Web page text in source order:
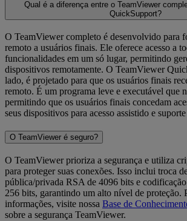
Qual é a diferença entre o TeamViewer
QuickSupport?
O TeamViewer completo é desenvolvido para
remoto a usuários finais. Ele oferece acesso a
funcionalidades em um só lugar, permitindo
dispositivos remotamente. O TeamViewer
lado, é projetado para que os usuários finais
remoto. É um programa leve e executável que
permitindo que os usuários finais concedam
seus dispositivos para acesso assistido e
O TeamViewer é seguro?
O TeamViewer prioriza a segurança e utiliza
para proteger suas conexões. Isso inclui troca
pública/privada RSA de 4096 bits e
256 bits, garantindo um alto nível de proteção.
informações, visite nossa Base de
sobre a segurança TeamViewer.